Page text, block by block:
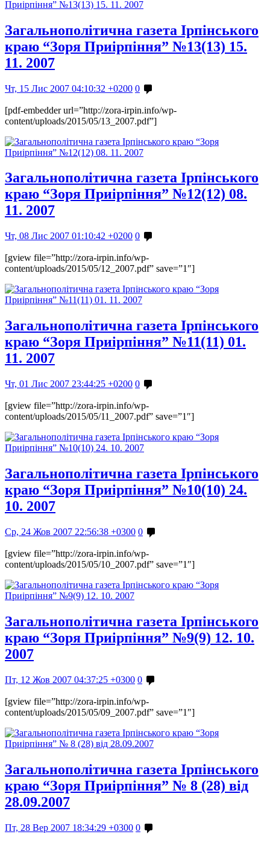
Загальнополітична газета Ірпінського
краю “Зоря Приірпіння” №13(13) 15.
11. 2007
Чт, 15 Лис 2007 04:10:32 +0200 0
[pdf-embedder url=”http://zora-irpin.info/wp-
content/uploads/2015/05/13_2007.pdf”]
Загальнополітична газета Ірпінського
краю “Зоря Приірпіння” №12(12) 08.
11. 2007
Чт, 08 Лис 2007 01:10:42 +0200 0
[gview file=”http://zora-irpin.info/wp-
content/uploads/2015/05/12_2007.pdf” save=”1″]
Загальнополітична газета Ірпінського
краю “Зоря Приірпіння” №11(11) 01.
11. 2007
Чт, 01 Лис 2007 23:44:25 +0200 0
[gview file=”http://zora-irpin.info/wp-
content/uploads/2015/05/11_2007.pdf” save=”1″]
Загальнополітична газета Ірпінського
краю “Зоря Приірпіння” №10(10) 24.
10. 2007
Ср, 24 Жов 2007 22:56:38 +0300 0
[gview file=”http://zora-irpin.info/wp-
content/uploads/2015/05/10_2007.pdf” save=”1″]
Загальнополітична газета Ірпінського
краю “Зоря Приірпіння” №9(9) 12. 10.
2007
Пт, 12 Жов 2007 04:37:25 +0300 0
[gview file=”http://zora-irpin.info/wp-
content/uploads/2015/05/09_2007.pdf” save=”1″]
Загальнополітична газета Ірпінського
краю “Зоря Приірпіння” № 8 (28) від
28.09.2007
Пт, 28 Вер 2007 18:34:29 +0300 0